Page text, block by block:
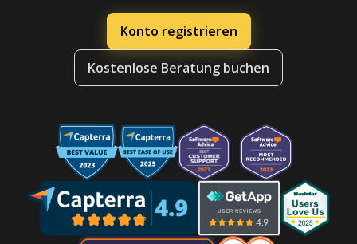
Konto registrieren
Kostenlose Beratung buchen